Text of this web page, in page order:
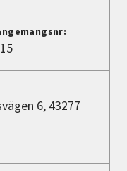
6, 43277